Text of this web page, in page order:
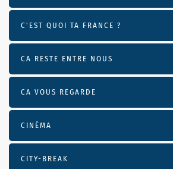
C'EST QUOI TA FRANCE ?
CA RESTE ENTRE NOUS
CA VOUS REGARDE
CINÉMA
CITY-BREAK